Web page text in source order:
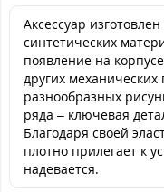
Аксессуар
синтетических
появление на
других
разнообразных
ряда – ключевая
Благодаря своей
плотно прилегает к
надевается.